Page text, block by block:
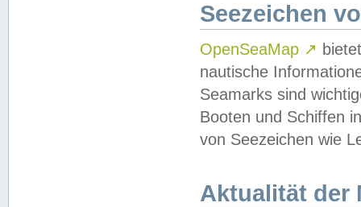
Seezeichen
OpenSeaMap ↗
nautische
Seamarks sind
Booten und Schiffen
von Seezeichen wie
Aktualität der